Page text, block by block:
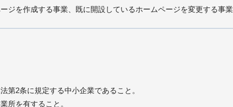
ジを作成する事業、既に開設しているホームページを変更する事業
第2条に規定する中小企業であること。
所を有すること。